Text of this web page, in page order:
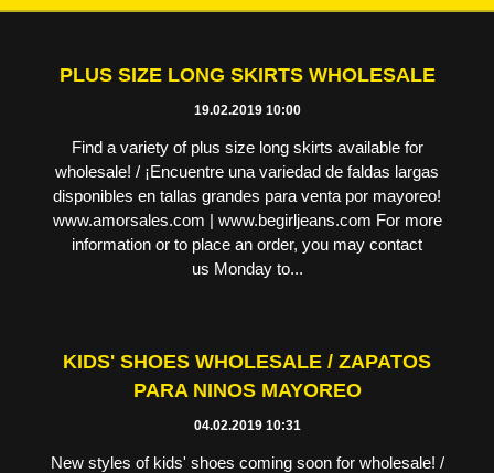
PLUS SIZE LONG SKIRTS WHOLESALE
19.02.2019 10:00
Find a variety of plus size long skirts available for
wholesale! / ¡Encuentre una variedad de faldas largas
disponibles en tallas grandes para venta por mayoreo!
www.amorsales.com | www.begirljeans.com For more
information or to place an order, you may contact
us Monday to...
KIDS' SHOES WHOLESALE / ZAPATOS
PARA NINOS MAYOREO
04.02.2019 10:31
New styles of kids' shoes coming soon for wholesale! /